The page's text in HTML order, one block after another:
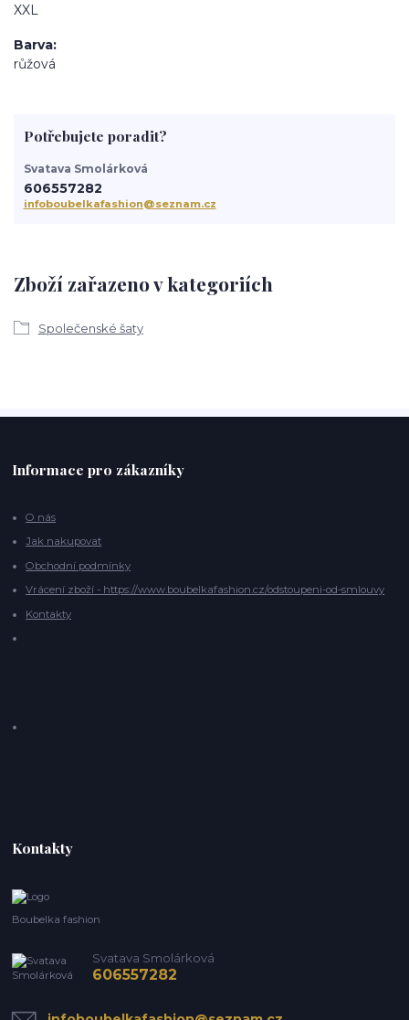
XXL
Barva
růžová
Zboží zařazeno v kategoriích
Společenské šaty
Potřebujete poradit?
Svatava Smolárková
606557282
infoboubelkafashion@seznam.cz
Informace pro zákazníky
O nás
Jak nakupovat
Obchodní podmínky
Vrácení zboží - https://www.boubelkafashion.cz/odstoupeni-od-smlouvy
Kontakty
Kontakty
Boubelka fashion
Svatava Smolárková
606557282